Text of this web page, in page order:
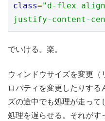
class="d-flex
justify-content-
でいける。楽。
ウィンドウサイズを変更
ロパティを変更したりする
ズの途中でも処理が走って
処理を遅らせる。それがす